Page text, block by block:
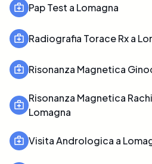
Pap Test a Lomagna
Radiografia Torace Rx a
Risonanza Magnetica
Risonanza Magnetica
Lomagna
Visita Andrologica a